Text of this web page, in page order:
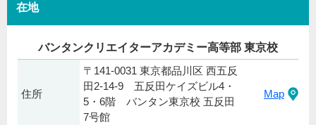
在地
バンタンクリエイターアカデミー高等部 東京校
住所
〒141-0031 東京都品川区 西五反
田2-14-9 五反田ケイズビル4・
5・6階 バンタン東京校 五反田
7号館
Map